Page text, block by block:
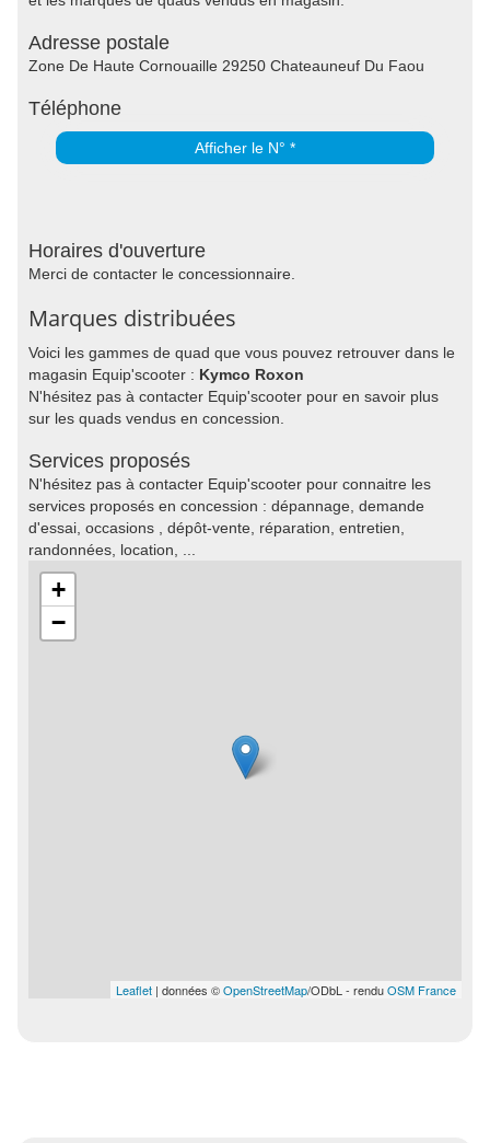
Adresse postale
Zone De Haute Cornouaille 29250 Chateauneuf Du Faou
Téléphone
Afficher le N° *
Horaires d'ouverture
Merci de contacter le concessionnaire.
Marques distribuées
Voici les gammes de quad que vous pouvez retrouver dans le
magasin Equip'scooter : Kymco Roxon
N'hésitez pas à contacter Equip'scooter pour en savoir plus
sur les quads vendus en concession.
Services proposés
N'hésitez pas à contacter Equip'scooter pour connaitre les
services proposés en concession : dépannage, demande
d'essai, occasions , dépôt-vente, réparation, entretien,
randonnées, location, ...
+
−
Leaflet | données ©OpenStreetMap/ODbL - renduOSM France